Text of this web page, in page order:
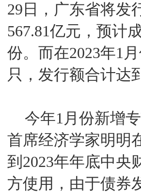
29日，广东省将发
567.81亿元，预计
份。而在2023年1
只，发行额合计达
今年1月份新增
首席经济学家明明
到2023年年底中央
方使用，由于债券